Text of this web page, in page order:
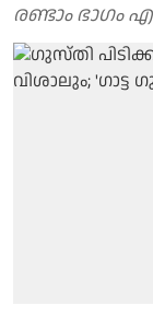
രണ്ടാം ഭാഗം